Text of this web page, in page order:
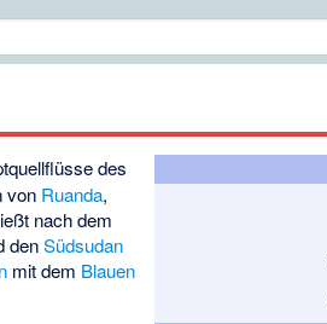
des
von Ruanda,
nach dem
denSüdsudan
mit dem Blauen